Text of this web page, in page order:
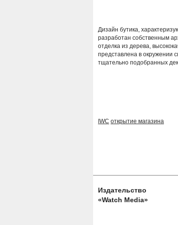
Дизайн бутика,
разработан собственным
отделка из дерева,
представлена в окружении
тщательно подобранных
IWC открытие магазина
Издательство
«Watch Media»